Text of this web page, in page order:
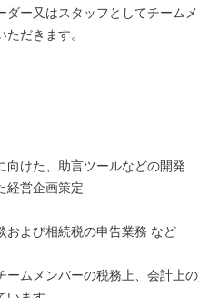
ダー又はスタッフとしてチーム
だきます。
向けた、助言ツールなどの開発
経営企画策定
および相続税の申告業務 など
ームメンバーの税務上、会計上